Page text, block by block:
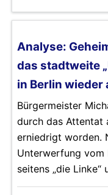
Analyse:
das stadtweite
in Berlin wieder
Bürgermeister
durch das Attentat
erniedrigt worden.
Unterwerfung vom
seitens „die Linke“